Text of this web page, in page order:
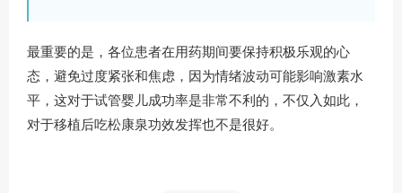
最重要的是，各位患者在用药期间要保持积极乐观的心
态，避免过度紧张和焦虑，因为情绪波动可能影响激素水
平，这对于试管婴儿成功率是非常不利的，不仅入如此，
对于移植后吃松康泉功效发挥也不是很好。